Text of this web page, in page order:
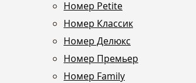
Номер Petite
Номер Классик
Номер Делюкс
Номер Премьер
Номер Family